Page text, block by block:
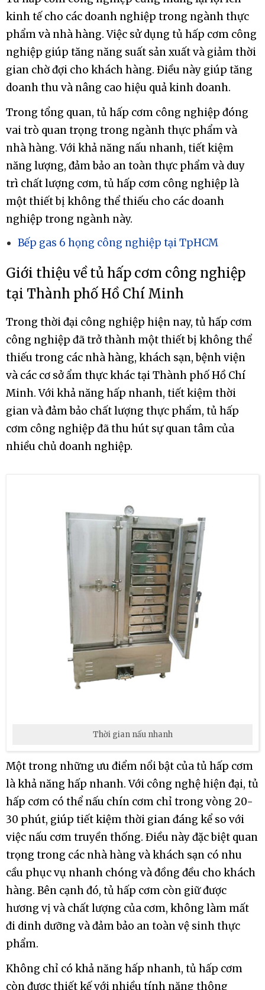
kinh tế cho các doanh nghiệp trong ngành thực
phẩm và nhà hàng. Việc sử dụng tủ hấp cơm công
nghiệp giúp tăng năng suất sản xuất và giảm thời
gian chờ đợi cho khách hàng. Điều này giúp tăng
doanh thu và nâng cao hiệu quả kinh doanh.
Trong tổng quan, tủ hấp cơm công nghiệp đóng
vai trò quan trọng trong ngành thực phẩm và
nhà hàng. Với khả năng nấu nhanh, tiết kiệm
năng lượng, đảm bảo an toàn thực phẩm và duy
trì chất lượng cơm, tủ hấp cơm công nghiệp là
một thiết bị không thể thiếu cho các doanh
nghiệp trong ngành này.
Bếp gas 6 họng công nghiệp tại TpHCM
Giới thiệu về tủ hấp cơm công nghiệp
tại Thành phố Hồ Chí Minh
Trong thời đại công nghiệp hiện nay, tủ hấp cơm
công nghiệp đã trở thành một thiết bị không thể
thiếu trong các nhà hàng, khách sạn, bệnh viện
và các cơ sở ẩm thực khác tại Thành phố Hồ Chí
Minh. Với khả năng hấp nhanh, tiết kiệm thời
gian và đảm bảo chất lượng thực phẩm, tủ hấp
cơm công nghiệp đã thu hút sự quan tâm của
nhiều chủ doanh nghiệp.
Thời gian nấu nhanh
Một trong những ưu điểm nổi bật của tủ hấp cơm
là khả năng hấp nhanh. Với công nghệ hiện đại, tủ
hấp cơm có thể nấu chín cơm chỉ trong vòng 20-
30 phút, giúp tiết kiệm thời gian đáng kể so với
việc nấu cơm truyền thống. Điều này đặc biệt quan
trọng trong các nhà hàng và khách sạn có nhu
cầu phục vụ nhanh chóng và đồng đều cho khách
hàng. Bên cạnh đó, tủ hấp cơm còn giữ được
hương vị và chất lượng của cơm, không làm mất
đi dinh dưỡng và đảm bảo an toàn vệ sinh thực
phẩm.
Không chỉ có khả năng hấp nhanh, tủ hấp cơm
còn được thiết kế với nhiều tính năng thông